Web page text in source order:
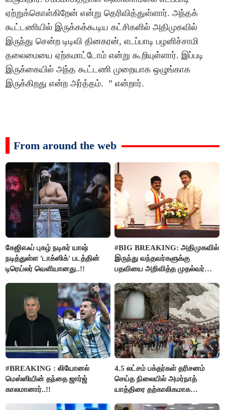
ஏற்றுக்கொள்கிறேன் என்று தெரிவித்துள்ளார். அந்தக்
கூட்டணியில் இருக்கக்கூடிய கட்சிகளில் அதிமுகவில்
இருந்து சென்ற டிடிவி தினகரன், எடப்பாடி பழனிச்சாமி
தலைமையை ஏற்கமாட்டோம் என்று கூறியுள்ளார். இப்படி
இருக்கையில் அந்த கூட்டணி முறையாக ஒழுங்காக
இருக்கிறது என்ற அர்த்தம். ” என்றார்.
From around the web
கேஜிஎஃப் புகழ் நடிகர் யாஷ்
நடித்துள்ள 'டாக்‌ஸிக்' படத்தின்
டிரெய்லர் வெளியானது..!!
#BIG BREAKING: அதிமுகவில்
இருந்து வந்தவர்களுக்கு
பதவியை அறிவித்த முதல்வர்
#BREAKING : லியோனல்
மெஸ்ஸியின் தந்தை ஜார்ஜ்
காலமானார்..!!
4.5 லட்சம் பக்தர்கள் தரிசனம்
செய்த நிலையில் அமர்நாத்
யாத்திரை தற்காலிகமாக